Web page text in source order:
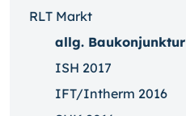
RLT Markt
allg. Baukonjunktur
ISH 2017
IFT/Intherm 2016